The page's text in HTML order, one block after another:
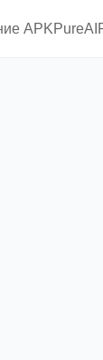
APKPure